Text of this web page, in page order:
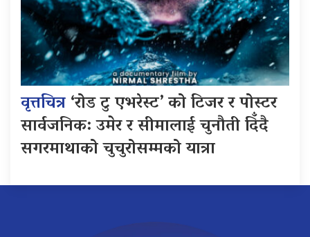
वृत्तचित्र‘रोड टु एभरेस्ट’ को टिजर र पोस्टर
सार्वजनिक: उमेर र सीमालाई चुनौती दिँदै
सगरमाथाको चुचुरोसम्मको यात्रा